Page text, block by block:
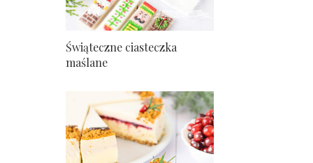
Świąteczne ciasteczka
maślane